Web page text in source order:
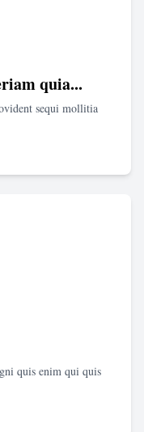
quia...
sequi mollitia
quis enim qui quis